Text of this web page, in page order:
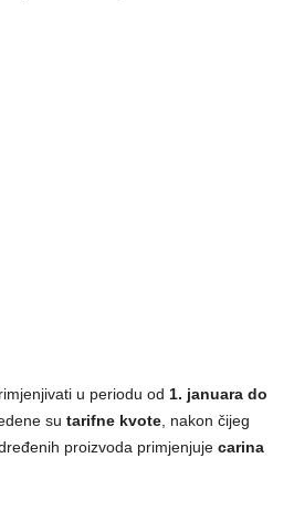
u periodu od 1. januara do
su tarifne kvote , nakon čijeg
proizvoda primjenjuje carina